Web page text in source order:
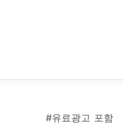
#유료광고 포함